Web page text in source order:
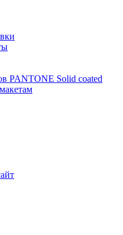
PANTONE Solid coated